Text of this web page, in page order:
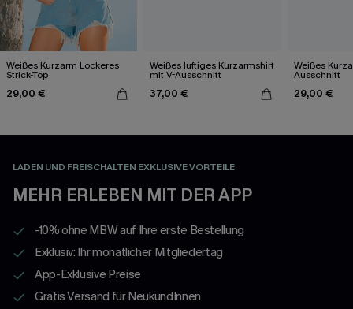
Weißes Kurzarm Lockeres
Strick-Top
29,00 €
Weißes luftiges Kurzarmshirt
mit V-Ausschnitt
37,00 €
Weißes
Ausschnitt
29,00 €
LADEN UND FREISCHALTEN EXKLUSIVE VORTEILE
MEHR ERLEBEN MIT DER APP
-10% ohne MBW auf Ihre erste Bestellung
Exklusiv: Ihr monatlicher Mitgliedertag
App-Exklusive Preise
Gratis Versand für NeukundInnen